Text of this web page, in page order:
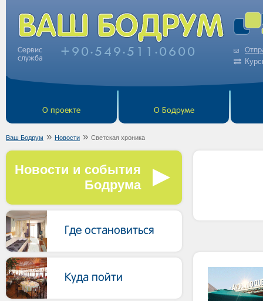
Сервис
служба
+90 • 549 • 511 • 0600
О проекте О Бодруме
Ваш Бодрум » Новости » Светская хроника
Новости и события
Бодрума
Где остановиться
Куда пойти